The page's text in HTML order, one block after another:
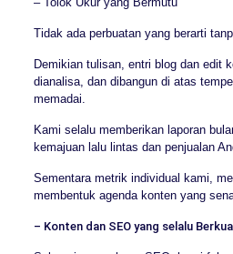
Tidak ada perbuatan yang berarti
Demikian tulisan, entri blog dan edit
dianalisa, dan dibangun di atas
memadai.
Kami selalu memberikan laporan
kemajuan lalu lintas dan penjualan
Sementara metrik individual kami,
membentuk agenda konten yang
– Konten dan SEO yang selalu